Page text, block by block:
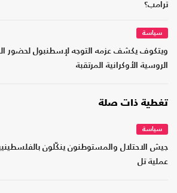
ترامب؟
سياسة
ويتكوف يكشف عزمه التوجه لإسطنبول لحضور
الروسية الأوكرانية المرتقبة
تغطية ذات صلة
سياسة
جيش الاحتلال والمستوطنون ينكّلون
عملية تل